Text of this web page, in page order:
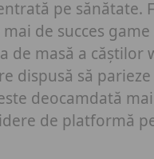
pe sănătate.
de succes
de masă a căștilor
dispusă să
deocamdată
de platformă